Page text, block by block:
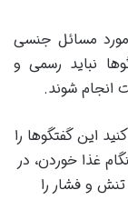
مسائل جنسی
نباید رسمی و
انجام شوند.
این گفتگوها را
غذا خوردن، در
تنش و فشار را